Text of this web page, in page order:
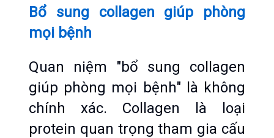
Bổ sung collagen giúp phòng
mọi bệnh
Quan niệm "bổ sung collagen
giúp phòng mọi bệnh" là không
chính xác. Collagen là loại
protein quan trọng tham gia cấu